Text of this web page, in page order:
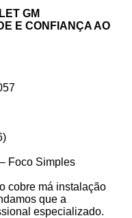
GM
E CONFIANÇA AO
Foco Simples
cobre má instalação
que a
especializado.